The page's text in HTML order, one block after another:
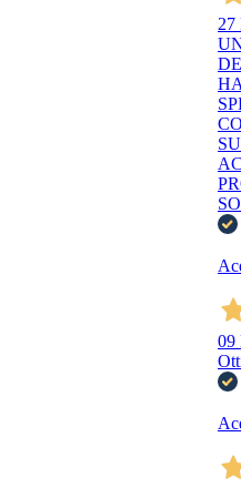
27
09